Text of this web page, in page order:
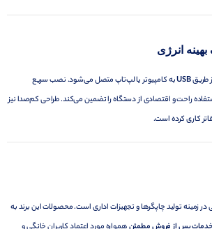
انرژی
طریقUSBبه کامپیوتر یا لپ‌تاپ متصل می‌شود. نصب سریع
راحت و اقتصادی از دستگاه را تضمین می‌کند. طراحی کم‌صدا نیز
کاری کرده است.
زمینه تولید چاپگرها و تجهیزات اداری است. محصولات این برند به